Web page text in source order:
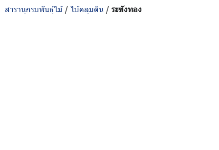
สารานุกรมพันธุ์ไม้/ ไม้คลุมดิน / ระฆังทอง